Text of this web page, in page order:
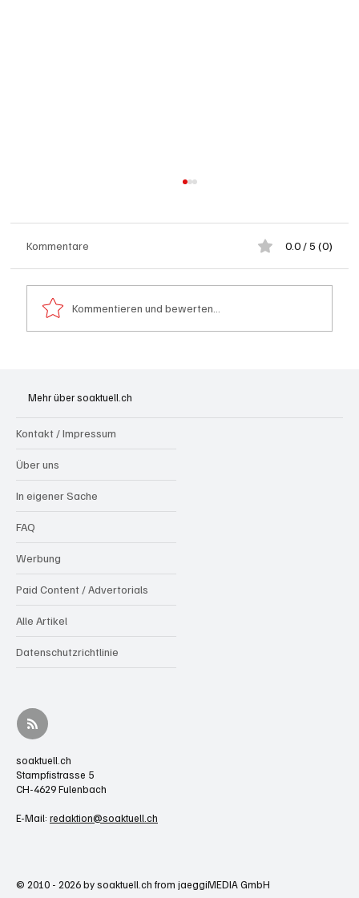
Kommentare 0.0 / 5 (0)
Kommentieren und bewerten...
Mehr über soaktuell.ch
Kontakt / Impressum
Über uns
In eigener Sache
FAQ
Werbung
Paid Content / Advertorials
Alle Artikel
Datenschutzrichtlinie
soaktuell.ch
Stampfistrasse 5
CH-4629 Fulenbach
E-Mail: redaktion@soaktuell.ch
© 2010 - 2026 by soaktuell.ch from jaeggiMEDIA GmbH